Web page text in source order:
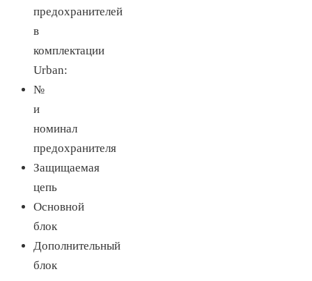
предохранителей
в
комплектации
Urban:
№
и
номинал
предохранителя
Защищаемая
цепь
Основной
блок
Дополнительный
блок